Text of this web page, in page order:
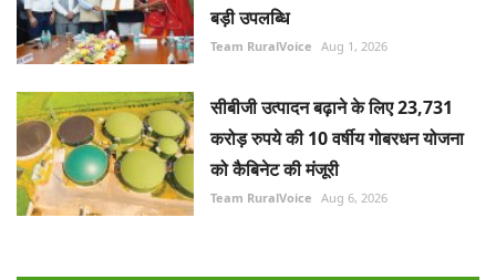
बड़ी उपलब्धि
Team RuralVoice Aug 1, 2026
सीबीजी उत्पादन बढ़ाने के लिए 23,731
करोड़ रुपये की 10 वर्षीय गोबरधन योजना
को कैबिनेट की मंजूरी
Team RuralVoice Aug 6, 2026